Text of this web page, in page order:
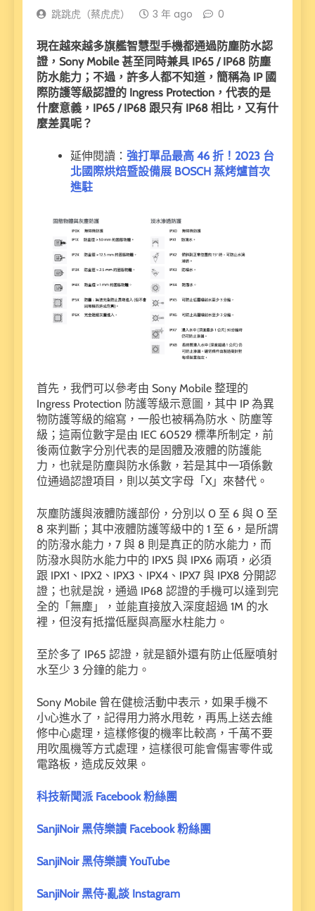
跳跳虎（蔡虎虎） 3 年 ago 0
現在越來越多旗艦智慧型手機都通過防塵防水認
證，Sony Mobile 甚至同時兼具 IP65 / IP68 防塵
防水能力；不過，許多人都不知道，簡稱為 IP 國
際防護等級認證的 Ingress Protection，代表的是
什麼意義，IP65 / IP68 跟只有 IP68 相比，又有什
麼差異呢？
延伸閱讀： 強打單品最高 46 折！2023 台
北國際烘焙暨設備展 BOSCH 蒸烤爐首次
進駐
首先，我們可以參考由 Sony Mobile 整理的
Ingress Protection 防護等級示意圖，其中 IP 為異
物防護等級的縮寫，一般也被稱為防水、防塵等
級；這兩位數字是由 IEC 60529 標準所制定，前
後兩位數字分別代表的是固體及液體的防護能
力，也就是防塵與防水係數，若是其中一項係數
位通過認證項目，則以英文字母「X」來替代。
灰塵防護與液體防護部份，分別以 0 至 6 與 0 至
8 來判斷；其中液體防護等級中的 1 至 6，是所謂
的防潑水能力，7 與 8 則是真正的防水能力，而
防潑水與防水能力中的 IPX5 與 IPX6 兩項，必須
跟 IPX1、IPX2、IPX3、IPX4、IPX7 與 IPX8 分開認
證；也就是說，通過 IP68 認證的手機可以達到完
全的「無塵」，並能直接放入深度超過 1M 的水
裡，但沒有抵擋低壓與高壓水柱能力。
至於多了 IP65 認證，就是額外還有防止低壓噴射
水至少 3 分鐘的能力。
Sony Mobile 曾在健檢活動中表示，如果手機不
小心進水了，記得用力將水甩乾，再馬上送去維
修中心處理，這樣修復的機率比較高，千萬不要
用吹風機等方式處理，這樣很可能會傷害零件或
電路板，造成反效果。
科技新聞派 Facebook 粉絲團
SanjiNoir 黑侍樂讀 Facebook 粉絲團
SanjiNoir 黑侍樂讀 YouTube
SanjiNoir 黑侍·亂談 Instagram